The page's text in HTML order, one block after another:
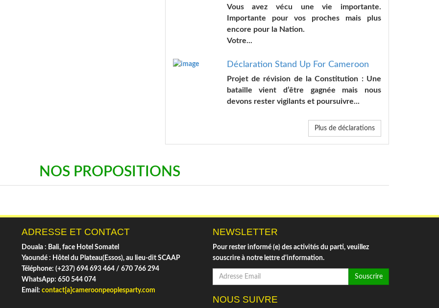
Vous avez vécu une vie importante.
Importante pour vos proches mais plus
encore pour la Nation.
Votre...
Déclaration Stand Up For Cameroon
Projet de révision de la Constitution : Une
bataille vient d’être gagnée mais nous
devons rester vigilants et poursuivre...
Plus de déclarations
NOS PROPOSITIONS
ADRESSE ET CONTACT
Douala : Bali, face Hotel Somatel
Yaoundé : Hôtel du Plateau(Essos), au lieu-dit SCAAP
Téléphone: (+237) 694 693 464 / 670 766 294
WhatsApp: 650 544 074
Email: contact[a]cameroonpeoplesparty.com
NEWSLETTER
Pour rester informé (e) des activités du parti, veuillez
souscrire à notre lettre d'information.
Souscrire
NOUS SUIVRE